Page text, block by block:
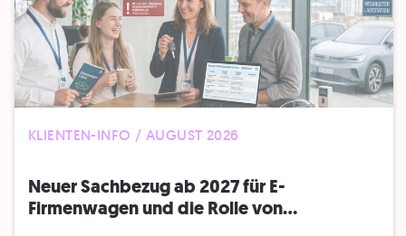
KLIENTEN-INFO / AUGUST 2026
Neuer Sachbezug ab 2027 für E-
Firmenwagen und die Rolle von...